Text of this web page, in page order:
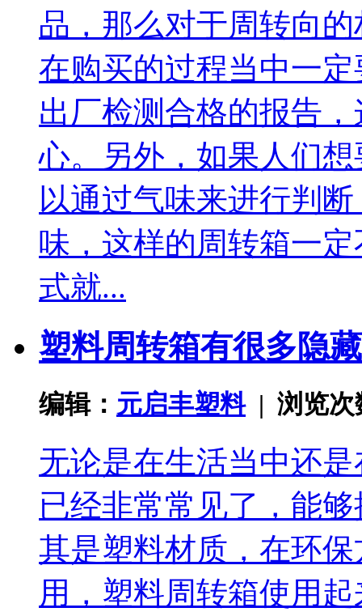
品，那么对于周转向
在购买的过程当中一
出厂检测合格的报告
心。另外，如果人们
以通过气味来进行判
味，这样的周转箱一
式就...
塑料周转箱有很多隐
编辑： 元启丰塑料| 浏览次
无论是在生活当中还
已经非常常见了，能
其是塑料材质，在环
用，塑料周转箱使用